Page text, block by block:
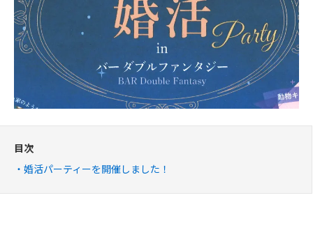
目次
婚活パーティーを開催しました！